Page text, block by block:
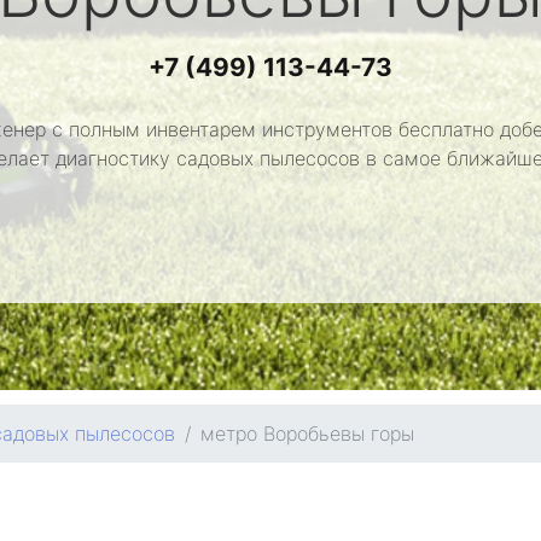
+7 (499) 113-44-73
с полным инвентарем инструментов бесплатно
диагностику садовых пылесосов в самое
пылесосов метро Воробьевы горы